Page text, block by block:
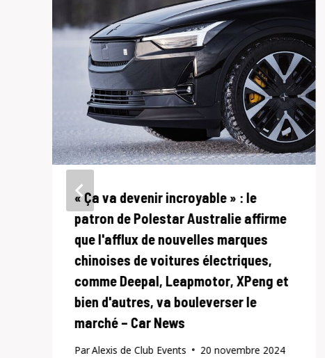
« Ça va devenir incroyable » : le
patron de Polestar Australie affirme
que l'afflux de nouvelles marques
chinoises de voitures électriques,
comme Deepal, Leapmotor, XPeng et
bien d'autres, va bouleverser le
marché – Car News
ParAlexis de Club Events 20 novembre 2024